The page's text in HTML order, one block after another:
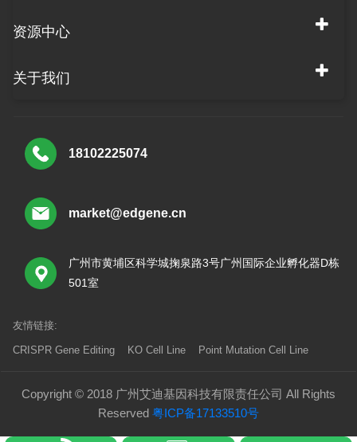
资源中心
关于我们
18102225074
market@edgene.cn
广州市黄埔区科学城掬泉路3号广州国际企业孵化器D栋
501室
友情链接:
CRISPR Gene Editing KO Cell Line Point Mutation Cell Line
Copyright © 2018 广州艾迪基因科技有限责任公司 All Rights
Reserved 粤ICP备17133510号